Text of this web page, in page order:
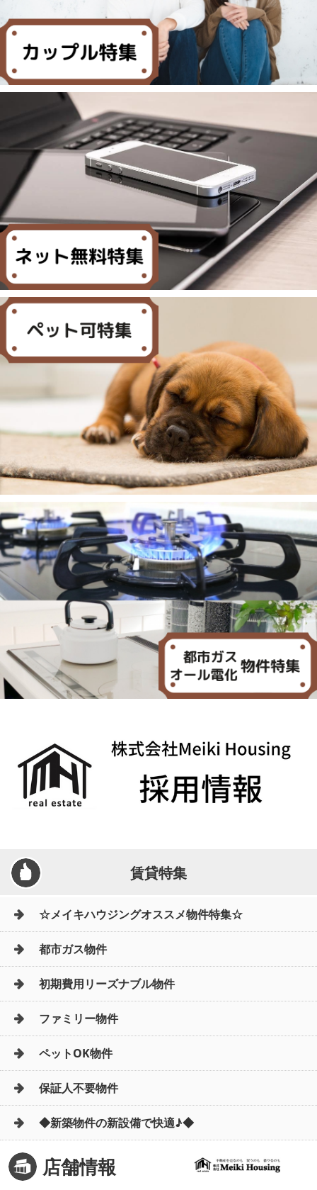
賃貸特集
☆メイキハウジングオススメ物件特集☆
都市ガス物件
初期費用リーズナブル物件
ファミリー物件
ペットOK物件
保証人不要物件
◆新築物件の新設備で快適♪◆
店舗情報